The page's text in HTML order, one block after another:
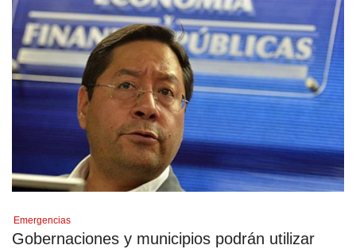
Emergencias
Gobernaciones y municipios podrán utilizar